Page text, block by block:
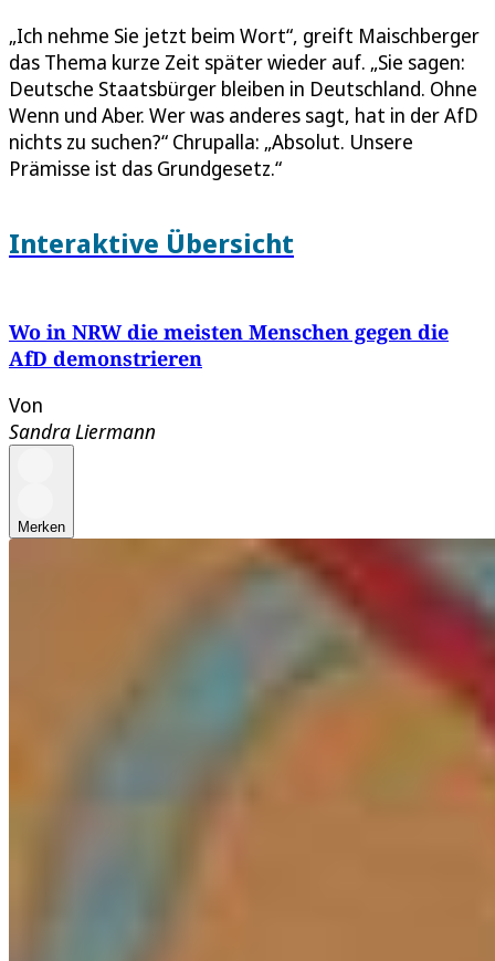
„Ich nehme Sie jetzt beim Wort“, greift Maischberger
das Thema kurze Zeit später wieder auf. „Sie sagen:
Deutsche Staatsbürger bleiben in Deutschland. Ohne
Wenn und Aber. Wer was anderes sagt, hat in der AfD
nichts zu suchen?“ Chrupalla: „Absolut. Unsere
Prämisse ist das Grundgesetz.“
Interaktive Übersicht
Wo in NRW die meisten Menschen gegen die
AfD demonstrieren
Von
Sandra Liermann
Merken